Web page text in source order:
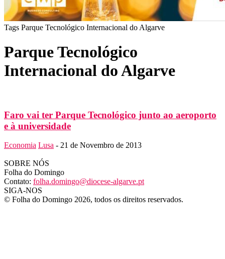
Tags Parque Tecnológico Internacional do Algarve
Parque Tecnológico
Internacional do Algarve
Faro vai ter Parque Tecnológico junto ao aeroporto
e à universidade
Economia Lusa - 21 de Novembro de 2013
SOBRE NÓS
Folha do Domingo
Contato: folha.domingo@diocese-algarve.pt
SIGA-NOS
© Folha do Domingo 2026, todos os direitos reservados.